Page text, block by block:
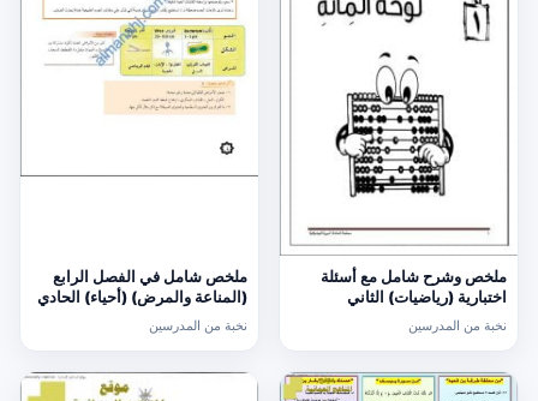
ملخص وشرح شامل مع أسئلة
اختبارية (رياضيات) الثاني
نخبة من المدرسين
ملخص شامل في الفصل الرابع
(المناعة والمرض) (أحياء) الحادي
نخبة من المدرسين